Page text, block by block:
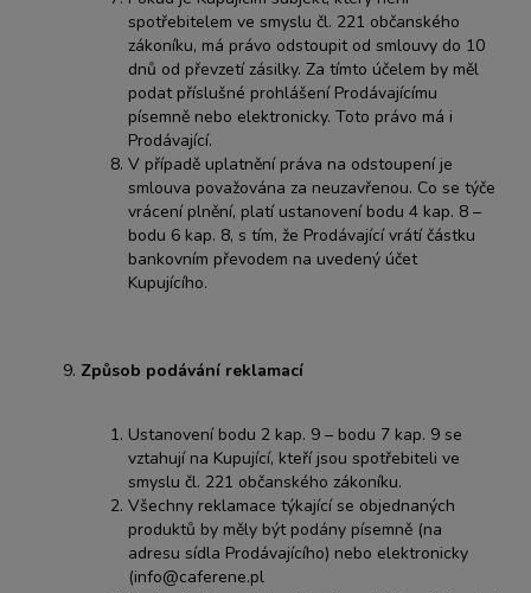
spotřebitelem ve smyslu čl. 221 občanského
zákoníku, má právo odstoupit od smlouvy do 10
dnů od převzetí zásilky. Za tímto účelem by měl
podat příslušné prohlášení Prodávajícímu
písemně nebo elektronicky. Toto právo má i
Prodávající.
V případě uplatnění práva na odstoupení je
smlouva považována za neuzavřenou. Co se týče
vrácení plnění, platí ustanovení bodu 4 kap. 8 –
bodu 6 kap. 8, s tím, že Prodávající vrátí částku
bankovním převodem na uvedený účet
Kupujícího.
Způsob podávání reklamací
Ustanovení bodu 2 kap. 9 – bodu 7 kap. 9 se
vztahují na Kupující, kteří jsou spotřebiteli ve
smyslu čl. 221 občanského zákoníku.
Všechny reklamace týkající se objednaných
produktů by měly být podány písemně (na
adresu sídla Prodávajícího) nebo elektronicky
(info@caferene.pl